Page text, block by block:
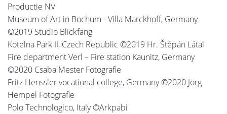
Productie NV
Museum of Art in Bochum - Villa Marckhoff, Germany
©2019 Studio Blickfang
Kotelna Park II, Czech Republic ©2019 Hr. Štěpán Látal
Fire department Verl – Fire station Kaunitz, Germany
©2020 Csaba Mester Fotografie
Fritz Henssler vocational college, Germany ©2020 Jörg
Hempel Fotografie
Polo Technologico, Italy ©Arkpabi